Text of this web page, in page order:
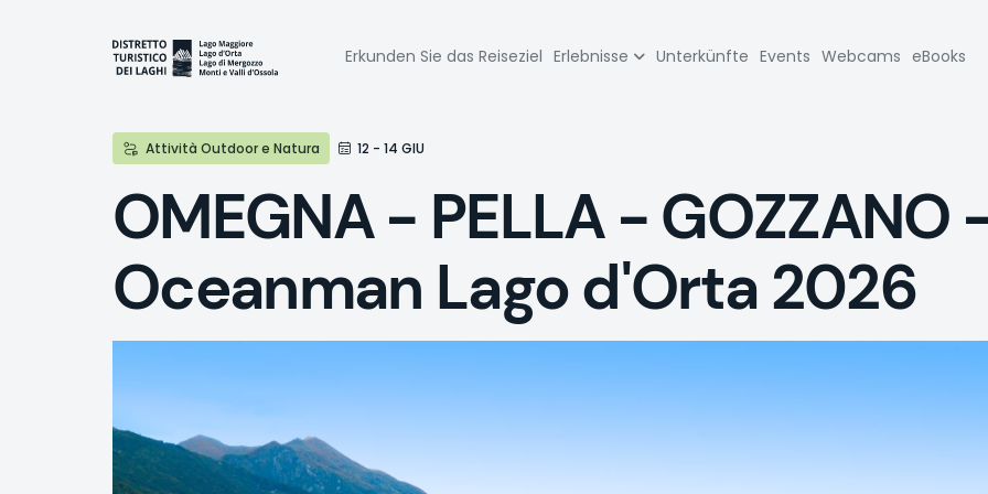
Navigazione
principale
Erkunden Sie das Reiseziel Erlebnisse Unterkünfte Events Webcams eBooks
Attività Outdoor e Natura 12 - 14 GIU
OMEGNA - PELLA - GOZZANO
Oceanman Lago d'Orta 2026